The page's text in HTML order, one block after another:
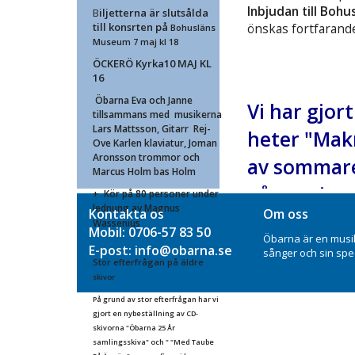
Biljetterna är slutsålda
till konsrten på Bohusläns
Museum 7 maj kl 18
ÖCKERÖ Kyrka10 MAJ KL
16
Öbarna Eva och Janne
tillsammans med musikerna
Lars Mattsson, Gitarr Rej-
Ove Karlen klaviatur, Joman
Aronsson trommor och
Marcus Holm bas Holm
+ Kör på 80 personer under
lednung av Magnus
Wassenius
Stor efterfrågan på äldre
skivor
På grund av stor efterfrågan har vi
gjort en nybeställning av CD-
skivorna "Öbarna 25 År
samlingsskiva" och " "Med Taube
Inbjudan till
önskas
Vi har
heter
av
gånger i
utgiven
radions
Öbarna – den
Kontakta os
Mobil: 0706-57 83 50
E-post: info@obarna.se
Om oss
Öbarna är en
sånger och sin